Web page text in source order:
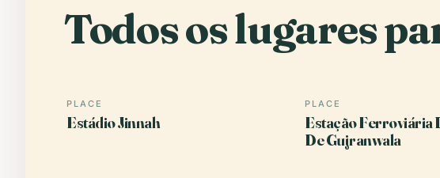
Todos os lugares
PLACE
Estádio Jinnah
PLACE
Estação Ferroviária
De Gujranwala